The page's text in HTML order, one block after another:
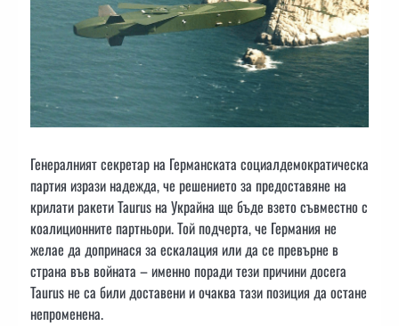
Генералният секретар на Германската социалдемократическа
партия изрази надежда, че решението за предоставяне на
крилати ракети Taurus на Украйна ще бъде взето съвместно с
коалиционните партньори. Той подчерта, че Германия не
желае да допринася за ескалация или да се превърне в
страна във войната – именно поради тези причини досега
Taurus не са били доставени и очаква тази позиция да остане
непроменена.